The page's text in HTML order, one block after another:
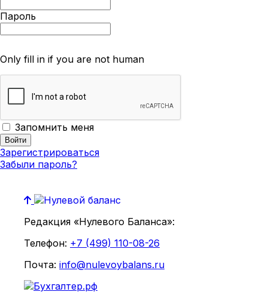
Пароль
Only fill in if you are not human
Запомнить меня
Зарегистрироваться
Забыли пароль?
Редакция «Нулевого Баланса»:
Телефон: +7 (499) 110-08-26
Почта: info@nulevoybalans.ru